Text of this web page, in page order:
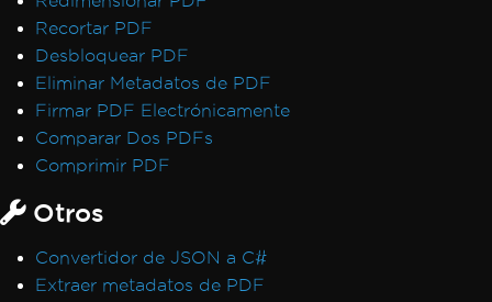
Recortar PDF
Desbloquear PDF
Eliminar Metadatos de PDF
Firmar PDF Electrónicamente
Comparar Dos PDFs
Comprimir PDF
Otros
Convertidor de JSON a C#
Extraer metadatos de PDF